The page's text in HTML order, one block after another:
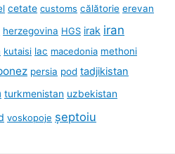
cetate customs călătorie erevan
herzegovina HGS irak iran
kutaisi lac macedonia methoni
persia pod tadjikistan
turkmenistan uzbekistan
voskopoje șeptoiu